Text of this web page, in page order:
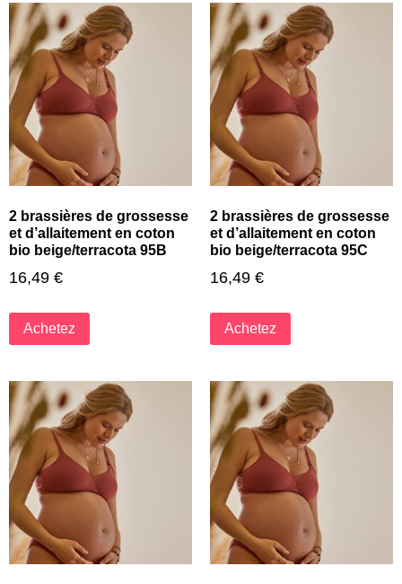
2 brassières de grossesse
et d’allaitement en coton
bio beige/terracota 95B
16,49 €
Achetez
2 brassières de grossesse
et d’allaitement en coton
bio beige/terracota 95C
16,49 €
Achetez